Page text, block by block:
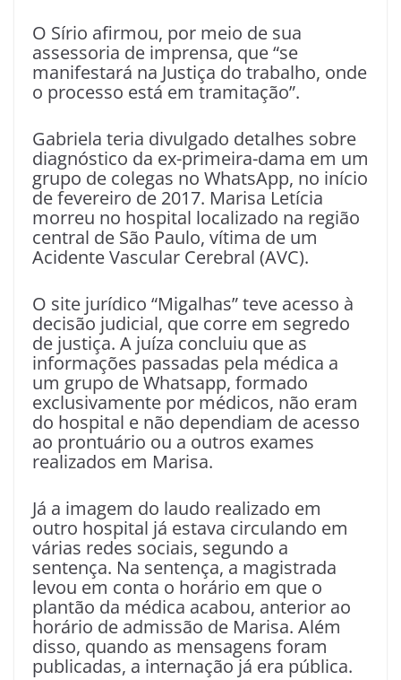
O Sírio afirmou, por meio de sua
assessoria de imprensa, que “se
manifestará na Justiça do trabalho, onde
o processo está em tramitação”.
Gabriela teria divulgado detalhes sobre
diagnóstico da ex-primeira-dama em um
grupo de colegas no WhatsApp, no início
de fevereiro de 2017. Marisa Letícia
morreu no hospital localizado na região
central de São Paulo, vítima de um
Acidente Vascular Cerebral (AVC).
O site jurídico “Migalhas” teve acesso à
decisão judicial, que corre em segredo
de justiça. A juíza concluiu que as
informações passadas pela médica a
um grupo de Whatsapp, formado
exclusivamente por médicos, não eram
do hospital e não dependiam de acesso
ao prontuário ou a outros exames
realizados em Marisa.
Já a imagem do laudo realizado em
outro hospital já estava circulando em
várias redes sociais, segundo a
sentença. Na sentença, a magistrada
levou em conta o horário em que o
plantão da médica acabou, anterior ao
horário de admissão de Marisa. Além
disso, quando as mensagens foram
publicadas, a internação já era pública.